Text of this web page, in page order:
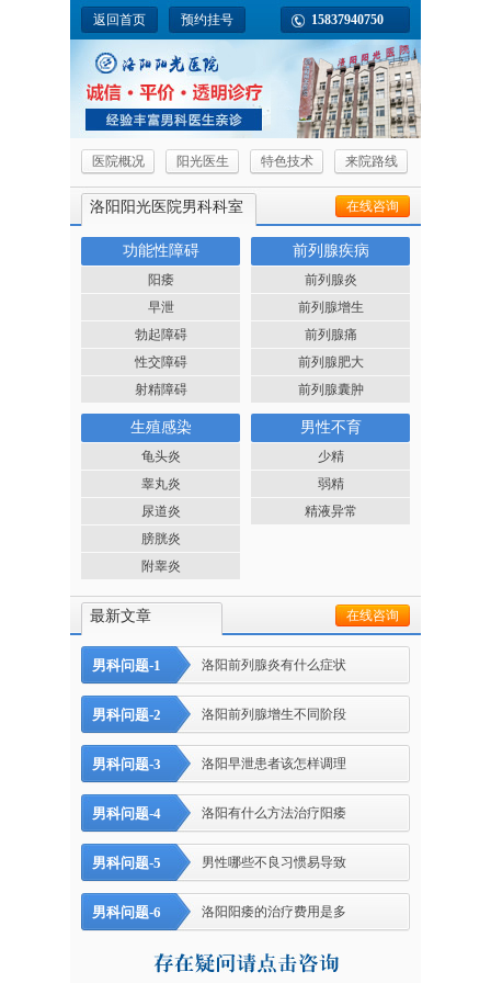
返回首页 预约挂号 15837940750
医院概况 阳光医生 特色技术 来院路线
洛阳阳光医院男科科室 在线咨询
功能性障碍
阳痿
早泄
勃起障碍
性交障碍
射精障碍
前列腺疾病
前列腺炎
前列腺增生
前列腺痛
前列腺肥大
前列腺囊肿
生殖感染
龟头炎
睾丸炎
尿道炎
膀胱炎
附睾炎
男性不育
少精
弱精
精液异常
最新文章 在线咨询
男科问题-1 洛阳前列腺炎有什么症状
男科问题-2 洛阳前列腺增生不同阶段
男科问题-3 洛阳早泄患者该怎样调理
男科问题-4 洛阳有什么方法治疗阳痿
男科问题-5 男性哪些不良习惯易导致
男科问题-6 洛阳阳痿的治疗费用是多